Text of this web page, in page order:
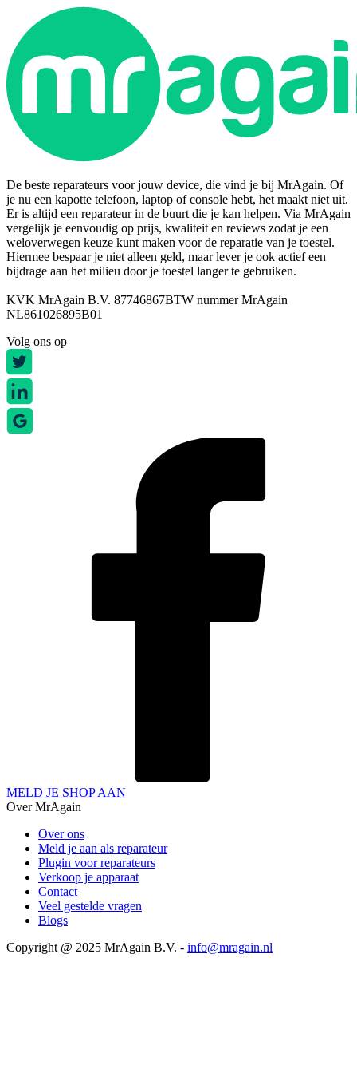
De beste reparateurs voor jouw device, die vind je bij MrAgain. Of
je nu een kapotte telefoon, laptop of console hebt, het maakt niet uit.
Er is altijd een reparateur in de buurt die je kan helpen. Via MrAgain
vergelijk je eenvoudig op prijs, kwaliteit en reviews zodat je een
weloverwegen keuze kunt maken voor de reparatie van je toestel.
Hiermee bespaar je niet alleen geld, maar lever je ook actief een
bijdrage aan het milieu door je toestel langer te gebruiken.
KVK MrAgain B.V. 87746867BTW nummer MrAgain
NL861026895B01
Volg ons op
MELD JE SHOP AAN
Over MrAgain
Over ons
Meld je aan als reparateur
Plugin voor reparateurs
Verkoop je apparaat
Contact
Veel gestelde vragen
Blogs
Copyright @ 2025 MrAgain B.V. - info@mragain.nl